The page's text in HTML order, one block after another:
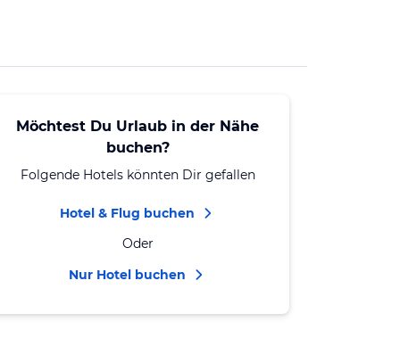
Möchtest Du Urlaub in der Nähe
buchen?
Folgende Hotels könnten Dir gefallen
Hotel & Flug buchen
Oder
Nur Hotel buchen